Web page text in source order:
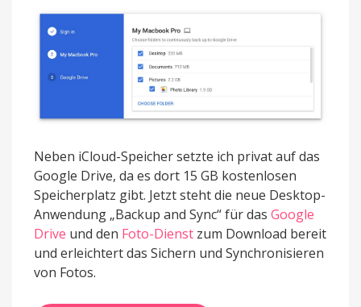
Drive
Neben iCloud-Speicher setzte ich privat auf das
Google Drive, da es dort 15 GB kostenlosen
Speicherplatz gibt. Jetzt steht die neue Desktop-
Anwendung „Backup and Sync“ für das Google
Drive und den Foto-Dienst zum Download bereit
und erleichtert das Sichern und Synchronisieren
von Fotos.